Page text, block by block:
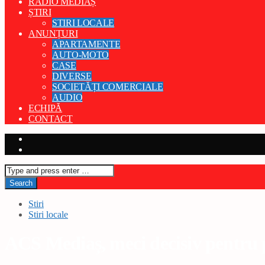
ȘTIRI
STIRI LOCALE
ANUNȚURI
APARTAMENTE
AUTO-MOTO
CASE
DIVERSE
SOCIETĂȚI COMERCIALE
AUDIO
ECHIPĂ
CONTACT
Stiri
Stiri locale